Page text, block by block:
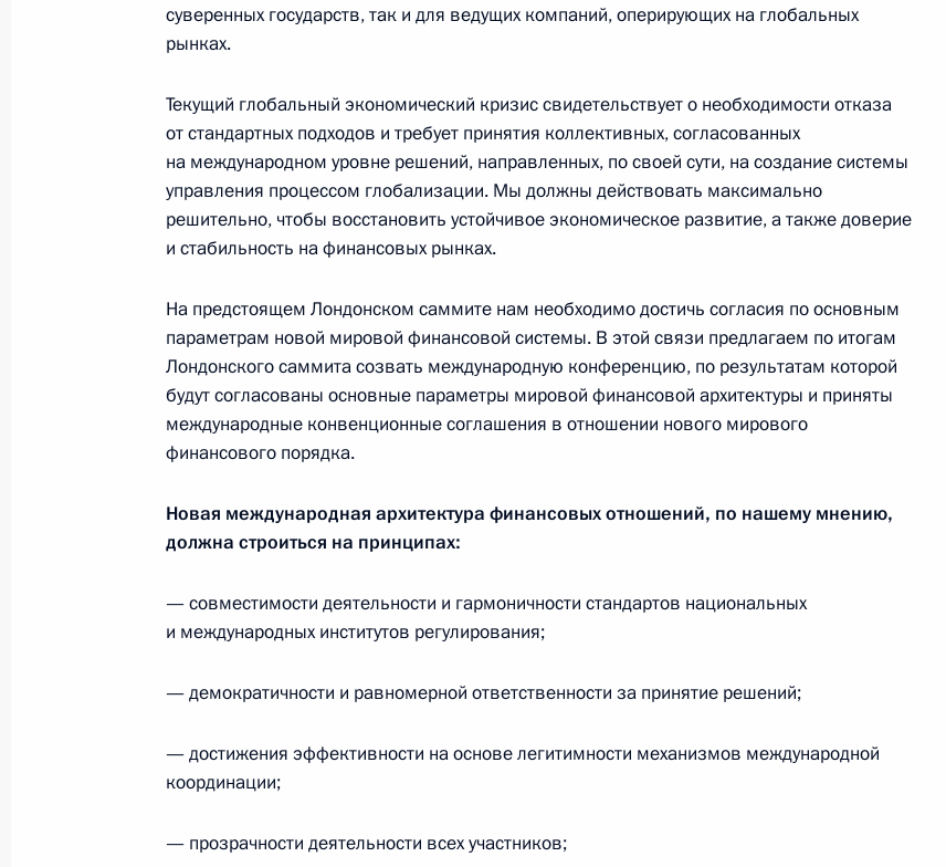
военнослужащих и членов их семей
16 марта 2009 года, 09:40
Изменения в Налоговый кодекс
Закон о государственной регистрации прав на воздушные суда
16 марта 2009 года, 09:20
15 марта 2009 года, воскресенье
дирекции информационных программ «Первого канала»
Кириллом Клеймёновым
Разговор с Дмитрием Медведевым. Ответы на вопросы
руководителя дирекции информационных программ «Первого
1
суверенных государств, так и для ведущих компаний, оперирующих на глобальных
рынках.
Текущий глобальный экономический кризис свидетельствует о необходимости отказа
от стандартных подходов и требует принятия коллективных, согласованных
на международном уровне решений, направленных, по своей сути, на создание системы
управления процессом глобализации. Мы должны действовать максимально
решительно, чтобы восстановить устойчивое экономическое развитие, а также доверие
и стабильность на финансовых рынках.
На предстоящем Лондонском саммите нам необходимо достичь согласия по основным
параметрам новой мировой финансовой системы. В этой связи предлагаем по итогам
Лондонского саммита созвать международную конференцию, по результатам которой
будут согласованы основные параметры мировой финансовой архитектуры и приняты
международные конвенционные соглашения в отношении нового мирового
финансового порядка.
Новая международная архитектура финансовых отношений, по нашему мнению,
должна строиться на принципах:
— совместимости деятельности и гармоничности стандартов национальных
и международных институтов регулирования;
— демократичности и равномерной ответственности за принятие решений;
— достижения эффективности на основе легитимности механизмов международной
координации;
— прозрачности деятельности всех участников;